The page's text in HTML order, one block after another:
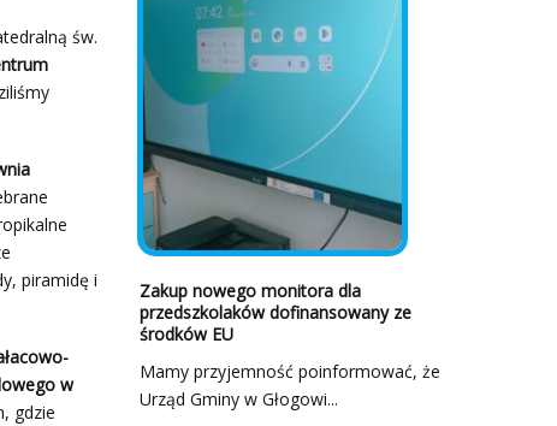
św.
piramidę i
w
gdzie
Zakup nowego monitora dla
przedszkolaków dofinansowany ze
środków EU
Mamy przyjemność poinformować, że
Urząd Gminy w Głogowi...